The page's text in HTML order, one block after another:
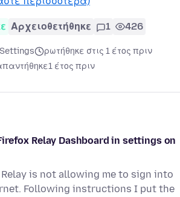
Αρχειοθετήθηκε 1 426
Settings
ρωτήθηκε στις 1 έτος πριν
1 έτος πριν
Relay Dashboard in settings on
is not allowing me to sign into
Following instructions I put the